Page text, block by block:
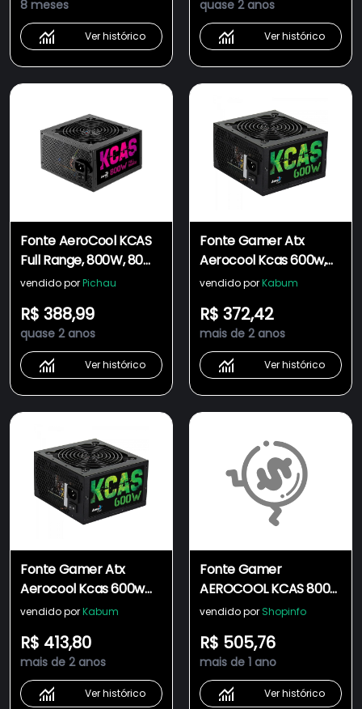
8 meses
Ver histórico
quase 2 anos
Ver histórico
Fonte AeroCool KCAS
Full Range, 800W, 80
Plus Bronze , KCAS-
vendido porPichau
R$ 388,99
quase 2 anos
Ver histórico
Fonte Gamer Atx
Aerocool Kcas 600w,
80 Plus, Full Range Apfc
vendido porKabum
R$ 372,42
mais de 2 anos
Ver histórico
Fonte Gamer Atx
Aerocool Kcas 600w
80 Plus, Full Range Apfc
vendido porKabum
R$ 413,80
mais de 2 anos
Ver histórico
Fonte Gamer
AEROCOOL KCAS 800w
80 Plus Bronze Full
Cabo - 79602
vendido por Shopinfo
R$ 505,76
mais de 1 ano
Ver histórico